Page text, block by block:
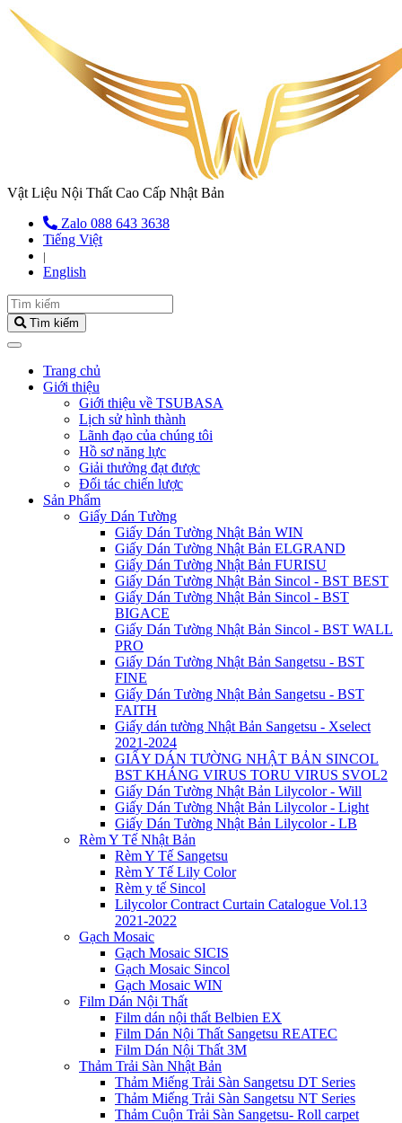
Vật Liệu Nội Thất Cao Cấp Nhật Bản
Zalo 088 643 3638
Tiếng Việt
|
English
Tìm kiếm
Trang chủ
Giới thiệu
Giới thiệu về TSUBASA
Lịch sử hình thành
Lãnh đạo của chúng tôi
Hồ sơ năng lực
Giải thưởng đạt được
Đối tác chiến lược
Sản Phẩm
Giấy Dán Tường
Giấy Dán Tường Nhật Bản WIN
Giấy Dán Tường Nhật Bản ELGRAND
Giấy Dán Tường Nhật Bản FURISU
Giấy Dán Tường Nhật Bản Sincol - BST BEST
Giấy Dán Tường Nhật Bản Sincol - BST
BIGACE
Giấy Dán Tường Nhật Bản Sincol - BST WALL
PRO
Giấy Dán Tường Nhật Bản Sangetsu - BST
FINE
Giấy Dán Tường Nhật Bản Sangetsu - BST
FAITH
Giấy dán tường Nhật Bản Sangetsu - Xselect
2021-2024
GIẤY DÁN TƯỜNG NHẬT BẢN SINCOL
BST KHÁNG VIRUS TORU VIRUS SVOL2
Giấy Dán Tường Nhật Bản Lilycolor - Will
Giấy Dán Tường Nhật Bản Lilycolor - Light
Giấy Dán Tường Nhật Bản Lilycolor - LB
Rèm Y Tế Nhật Bản
Rèm Y Tế Sangetsu
Rèm Y Tế Lily Color
Rèm y tế Sincol
Lilycolor Contract Curtain Catalogue Vol.13
2021-2022
Gạch Mosaic
Gạch Mosaic SICIS
Gạch Mosaic Sincol
Gạch Mosaic WIN
Film Dán Nội Thất
Film dán nội thất Belbien EX
Film Dán Nội Thất Sangetsu REATEC
Film Dán Nội Thất 3M
Thảm Trải Sàn Nhật Bản
Thảm Miếng Trải Sàn Sangetsu DT Series
Thảm Miếng Trải Sàn Sangetsu NT Series
Thảm Cuộn Trải Sàn Sangetsu- Roll carpet